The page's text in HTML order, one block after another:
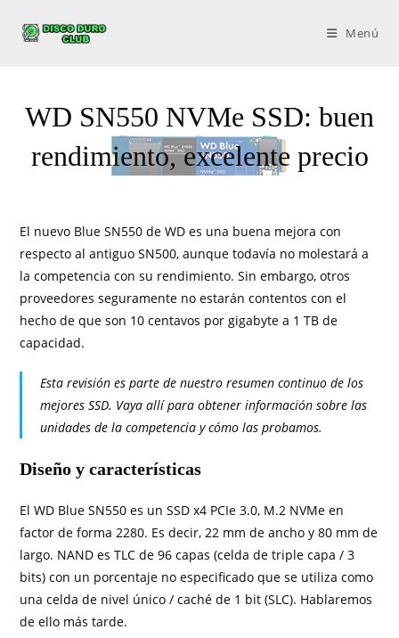
Menú
WD SN550 NVMe SSD: buen
rendimiento, excelente precio
El nuevo Blue SN550 de WD es una buena mejora con
respecto al antiguo SN500, aunque todavía no molestará a
la competencia con su rendimiento. Sin embargo, otros
proveedores seguramente no estarán contentos con el
hecho de que son 10 centavos por gigabyte a 1 TB de
capacidad.
Esta revisión es parte de nuestro resumen continuo de los
mejores SSD. Vaya allí para obtener información sobre las
unidades de la competencia y cómo las probamos.
Diseño y características
El WD Blue SN550 es un SSD x4 PCIe 3.0, M.2 NVMe en
factor de forma 2280. Es decir, 22 mm de ancho y 80 mm de
largo. NAND es TLC de 96 capas (celda de triple capa / 3
bits) con un porcentaje no especificado que se utiliza como
una celda de nivel único / caché de 1 bit (SLC). Hablaremos
de ello más tarde.